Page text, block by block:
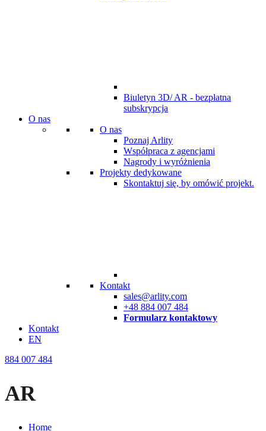
Biuletyn 3D/ AR - bezpłatna
subskrypcja
O nas
O nas
Poznaj Arlity
Współpraca z agencjami
Nagrody i wyróżnienia
Projekty dedykowane
Skontaktuj się, by omówić projekt.
Kontakt
sales@arlity.com
+48 884 007 484
Formularz kontaktowy
Kontakt
EN
884 007 484
AR
Home